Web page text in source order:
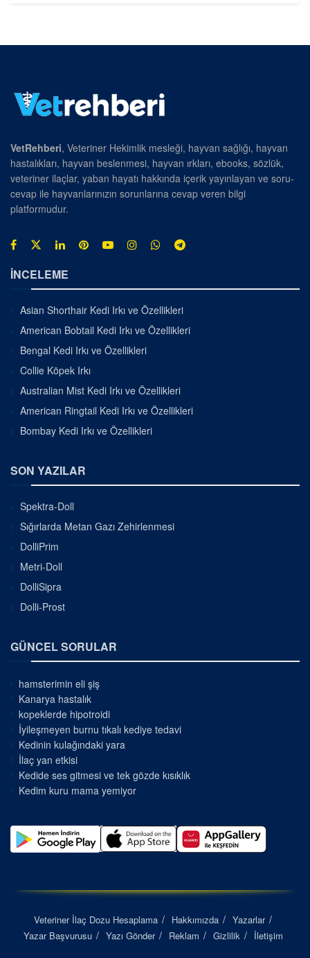
VetRehberi, Veteriner Hekimlik mesleği, hayvan sağlığı, hayvan
hastalıkları, hayvan beslenmesi, hayvan ırkları, ebooks, sözlük,
veteriner ilaçlar, yaban hayatı hakkında içerik yayınlayan ve soru-
cevap ile hayvanlarınızın sorunlarına cevap veren bilgi
platformudur.
İNCELEME
Asian Shorthair Kedi Irkı ve Özellikleri
American Bobtail Kedi Irkı ve Özellikleri
Bengal Kedi Irkı ve Özellikleri
Collie Köpek Irkı
Australian Mist Kedi Irkı ve Özellikleri
American Ringtail Kedi Irkı ve Özellikleri
Bombay Kedi Irkı ve Özellikleri
SON YAZILAR
Spektra-Doll
Sığırlarda Metan Gazı Zehirlenmesi
DolliPrim
Metri-Doll
DolliSipra
Dolli-Prost
GÜNCEL SORULAR
hamsterimin eli şiş
Kanarya hastalık
kopeklerde hipotroidi
İyileşmeyen burnu tıkalı kediye tedavi
Kedinin kulağındaki yara
İlaç yan etkisi
Kedide ses gitmesi ve tek gözde kısıklık
Kedim kuru mama yemiyor
Veteriner İlaç Dozu Hesaplama Hakkımızda
Yazarlar
Yazar Başvurusu
Yazı Gönder Reklam Gizlilik İletişim